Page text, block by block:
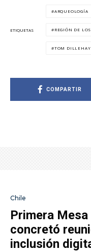
ETIQUETAS
ARQUEOLOGÍA
REGIÓN DE
TOM DILLEHAY
COMPARTIR
Chile
Primera
concretó
inclusión